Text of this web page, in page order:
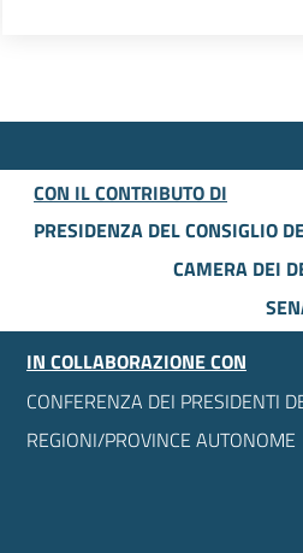
CON IL CONTRIBUTO DI
PRESIDENZA DEL CONSIGLIO
CAMERA DEI
IN COLLABORAZIONE CON
CONFERENZA DEI PRESIDENTI
REGIONI/PROVINCE AUTONOME